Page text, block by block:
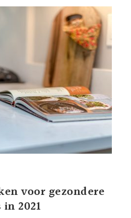
voor gezondere
2021